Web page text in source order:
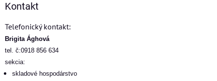
Kontakt
Telefonický kontakt:
Brigita Ághová
tel. č:0918 856 634
sekcia:
skladové hospodárstvo